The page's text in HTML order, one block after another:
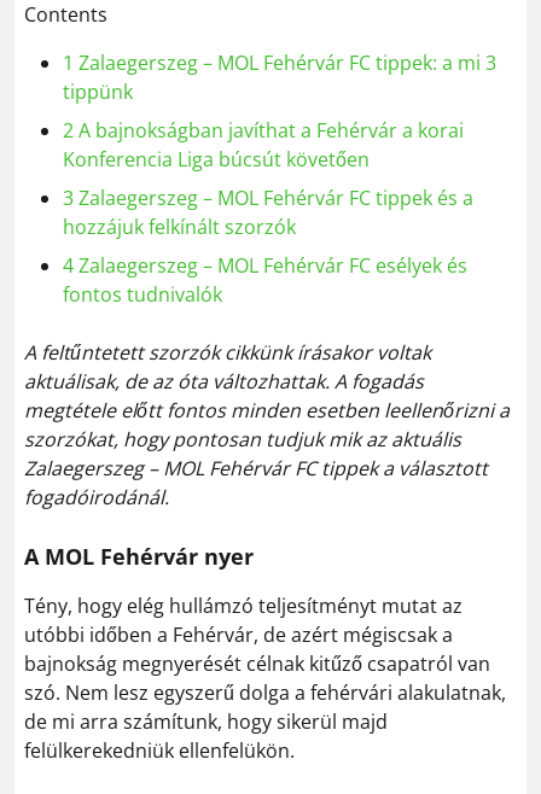
Contents
1 Zalaegerszeg – MOL Fehérvár FC tippek: a mi 3
tippünk
2A bajnokságban javíthat a Fehérvár a korai
Konferencia Liga búcsút követően
3Zalaegerszeg – MOL Fehérvár FC tippek és a
hozzájuk felkínált szorzók
4Zalaegerszeg – MOL Fehérvár FC esélyek és
fontos tudnivalók
A feltűntetett szorzók cikkünk írásakor voltak
aktuálisak, de az óta változhattak. A fogadás
megtétele előtt fontos minden esetben leellenőrizni a
szorzókat, hogy pontosan tudjuk mik az aktuális
Zalaegerszeg – MOL Fehérvár FC tippek a választott
fogadóirodánál.
A MOL Fehérvár nyer
Tény, hogy elég hullámzó teljesítményt mutat az
utóbbi időben a Fehérvár, de azért mégiscsak a
bajnokság megnyerését célnak kitűző csapatról van
szó. Nem lesz egyszerű dolga a fehérvári alakulatnak,
de mi arra számítunk, hogy sikerül majd
felülkerekedniük ellenfelükön.